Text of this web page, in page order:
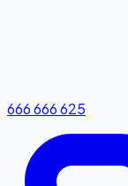
666 666 625